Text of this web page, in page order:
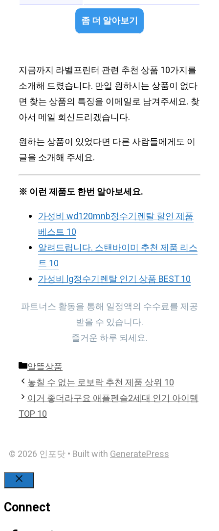
좀 더 알아보기
지금까지 라벨프린터 관련 추천 상품 10가지를
소개해 드렸습니다. 만일 원하시는 상품이 없다
면 찾는 상품의 특징을 이메일로 남겨주세요. 찾
아서 메일 회신드리겠습니다.
원하는 상품이 있었다면 다른 사람들에게도 이
글을 소개해 주세요.
※ 이런 제품도 한번 알아보세요.
가성비 wd120mnb정수기렌탈 할인 제품
베스트 10
알려드립니다. 스탠바이미 추천 제품 리스
트 10
가성비 lg정수기렌탈 인기 상품 BEST 10
파트너스 활동을 통해 일정액의 수수료를 제공
받을 수 있습니다.
즐거운 하루 되세요.
Categories
알뜰상품
놓칠 수 없는 로보락 추천 제품 상위 10
이거 좋더라구요 애플펜슬2세대 인기 아이템
TOP 10
© 2026 인포닷• Built withGeneratePress
Connect